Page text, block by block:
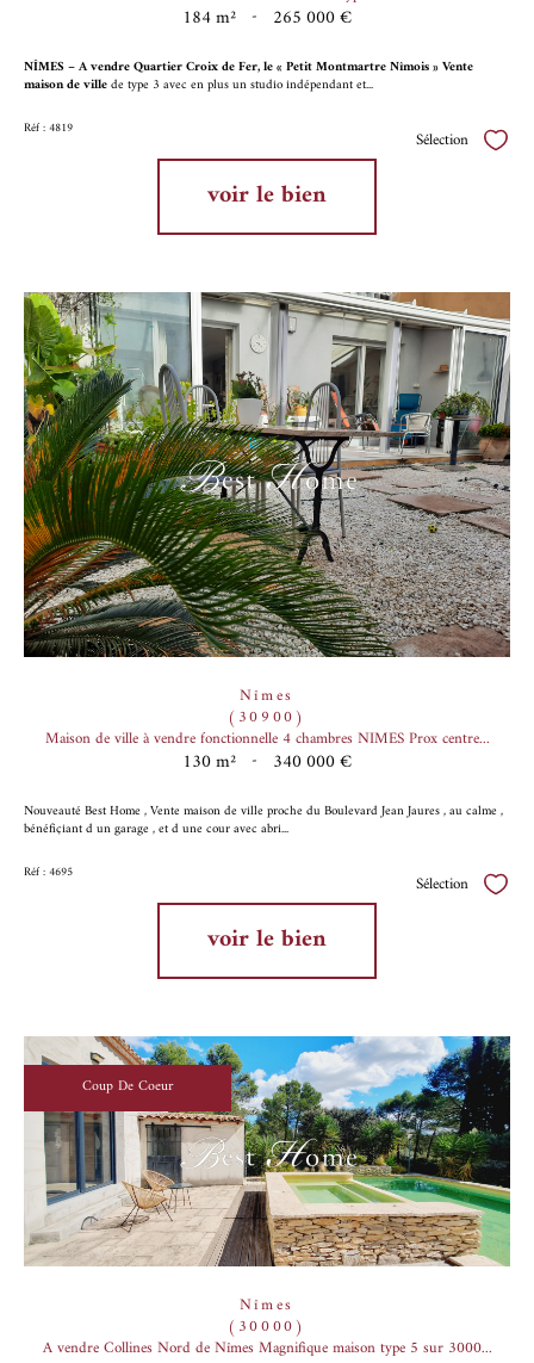
184 m² - 265 000 €
NÎMES – A vendre Quartier Croix de Fer, le « Petit Montmartre Nîmois » Vente
maison de villede type 3 avec en plus un studio indépendant et...
Réf : 4819 Sélection
voir le bien
Nîmes
(30900)
Maison de ville à vendre fonctionnelle 4 chambres NIMES Prox centre...
130 m² - 340 000 €
Nouveauté Best Home , Vente maison de ville proche du Boulevard Jean Jaures , au calme ,
bénéfiçiant d un garage , et d une cour avec abri...
Réf : 4695 Sélection
voir le bien
Coup De Coeur
Nîmes
(30000)
A vendre Collines Nord de Nîmes Magnifique maison type 5 sur 3000...